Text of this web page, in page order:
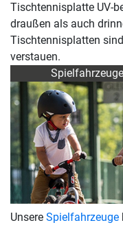
Tischtennisplatte UV-
draußen als auch
Tischtennisplatten
verstauen.
Unsere Spielfahrzeuge